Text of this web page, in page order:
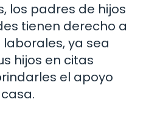
los padres de hijos
tienen derecho a
ya sea
hijos en citas
el apoyo